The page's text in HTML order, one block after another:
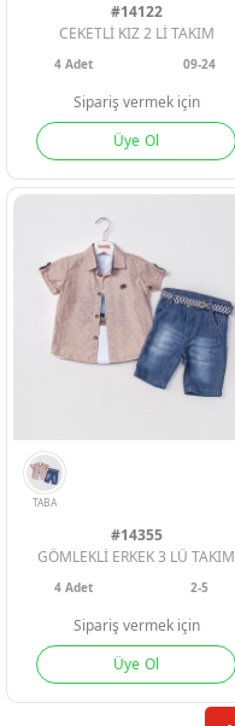
YESIL HARDAL
#14122
CEKETLİ KIZ 2 Lİ TAKIM
4Adet 09-24
Sipariş vermek için
Üye Ol
#14355
GÖMLEKLİ ERKEK 3 LÜ TAKIM
4Adet 2-5
Sipariş vermek için
Üye Ol